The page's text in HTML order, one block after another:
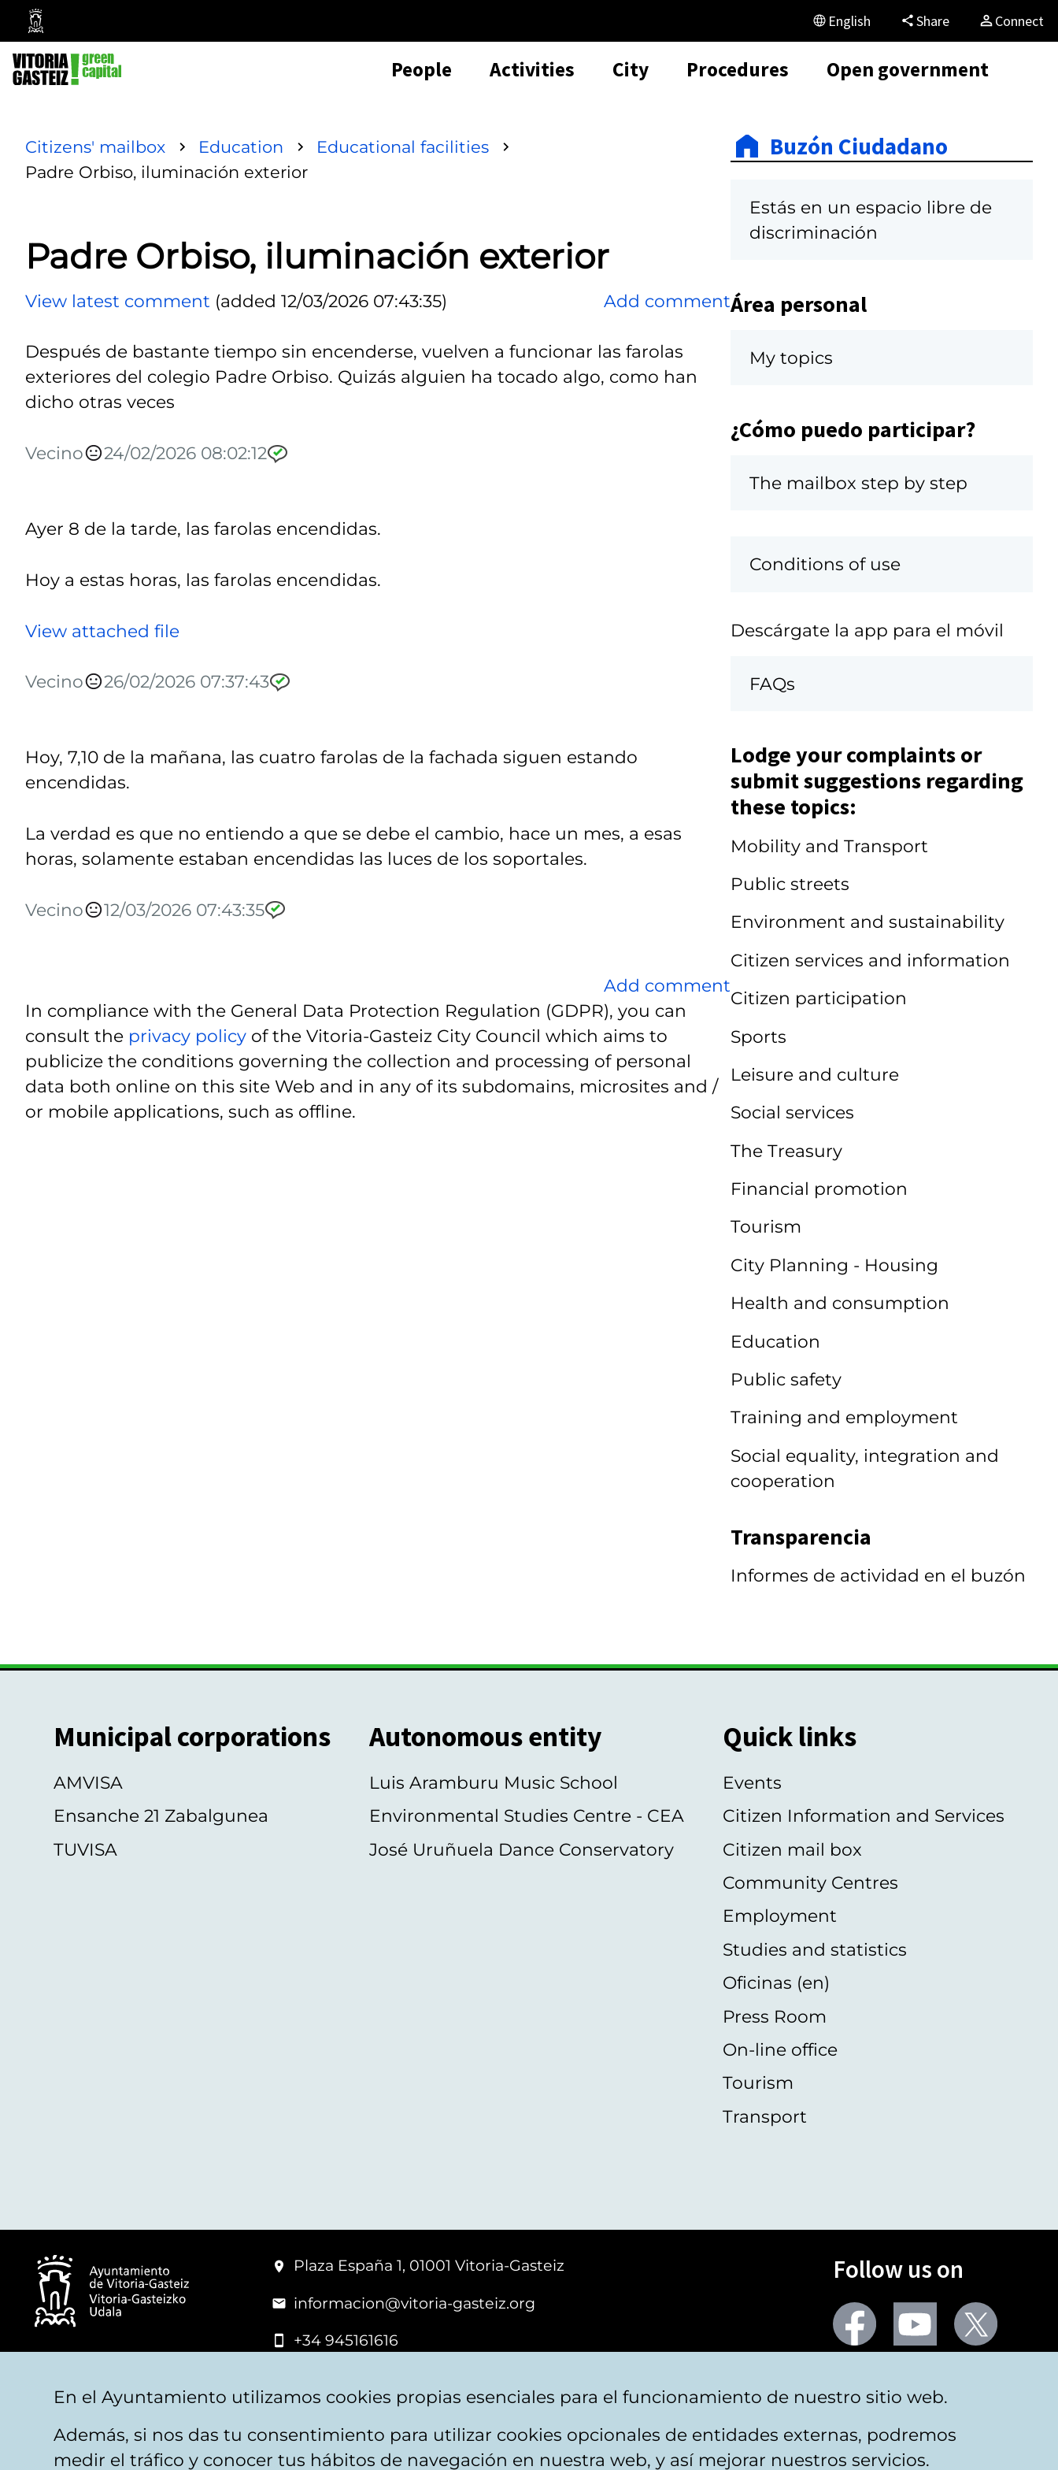
Vitoria-
Gasteiz
City
Council
English Share Connect
People Activities City Procedures Open government
Citizens' mailbox Education
Educational facilities
Padre Orbiso, iluminación exterior
Padre Orbiso, iluminación exterior
View latest comment (added 12/03/2026 07:43:35) Add comment
Después de bastante tiempo sin encenderse, vuelven a funcionar las farolas
exteriores del colegio Padre Orbiso. Quizás alguien ha tocado algo, como han
dicho otras veces
Vecino 24/02/2026 08:02:12
Ayer 8 de la tarde, las farolas encendidas.
Hoy a estas horas, las farolas encendidas.
View attached file
Vecino 26/02/2026 07:37:43
Hoy, 7,10 de la mañana, las cuatro farolas de la fachada siguen estando
encendidas.
La verdad es que no entiendo a que se debe el cambio, hace un mes, a esas
horas, solamente estaban encendidas las luces de los soportales.
Vecino 12/03/2026 07:43:35
Add comment
In compliance with the General Data Protection Regulation (GDPR), you can
consult the privacy policy of the Vitoria-Gasteiz City Council which aims to
publicize the conditions governing the collection and processing of personal
data both online on this site Web and in any of its subdomains, microsites and /
or mobile applications, such as offline.
Buzón Ciudadano
Estás en un espacio libre de
discriminación
Área personal
My topics
¿Cómo puedo participar?
The mailbox step by step
Conditions of use
Descárgate la app para el móvil
FAQs
Lodge your complaints or
submit suggestions regarding
these topics:
Mobility and Transport
Public streets
Environment and sustainability
Citizen services and information
Citizen participation
Sports
Leisure and culture
Social services
The Treasury
Financial promotion
Tourism
City Planning - Housing
Health and consumption
Education
Public safety
Training and employment
Social equality, integration and
cooperation
Transparencia
Informes de actividad en el buzón
Municipal corporations
AMVISA
Ensanche 21 Zabalgunea
TUVISA
Autonomous entity
Luis Aramburu Music School
Environmental Studies Centre - CEA
José Uruñuela Dance Conservatory
Quick links
Events
Citizen Information and Services
Citizen mail box
Community Centres
Employment
Studies and statistics
Oficinas (en)
Press Room
On-line office
Tourism
Transport
Plaza España 1, 01001 Vitoria-Gasteiz
informacion@vitoria-gasteiz.org
+34 945161616
Follow us on
Facebook Youtube
Legal warning Privacy Politica de cookies Website map Accessibility Contact
En el Ayuntamiento utilizamos cookies propias esenciales para el funcionamiento de nuestro sitio web.
Además, si nos das tu consentimiento para utilizar cookies opcionales de entidades externas, podremos
medir el tráfico y conocer tus hábitos de navegación en nuestra web, y así mejorar nuestros servicios.